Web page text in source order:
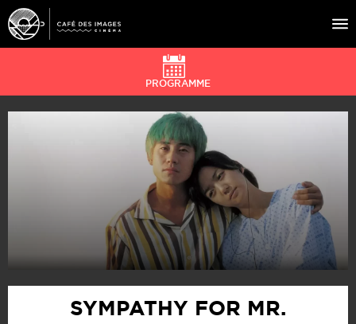
À L’AFFICHE
ÉVÉNEMENTS
CAFÉ DU CINÉ
PRATIQUE
ÉDUCATION AUX IMAGES
SYMPATHY FOR MR.
PROGRAMME